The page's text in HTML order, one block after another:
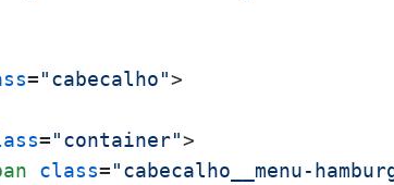
="cabecalho">
="container">
class="cabecalho__menu-